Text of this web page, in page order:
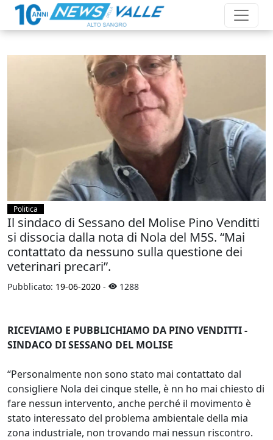
Politica
Il sindaco di Sessano del Molise Pino Venditti
si dissocia dalla nota di Nola del M5S. “Mai
contattato da nessuno sulla questione dei
veterinari precari”.
Pubblicato: 19-06-2020 - 1288
RICEVIAMO E PUBBLICHIAMO DA PINO VENDITTI -
SINDACO DI SESSANO DEL MOLISE
“Personalmente non sono stato mai contattato dal
consigliere Nola dei cinque stelle, è nn ho mai chiesto di
fare nessun intervento, anche perché il movimento è
stato interessato del problema ambientale della mia
zona industriale, non trovando mai nessun riscontro.